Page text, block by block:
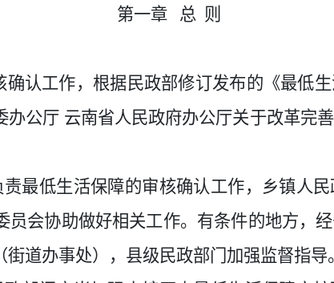
第一章 总 则
确认工作，根据民政部修订发布的《最低
公厅 云南省人民政府办公厅关于改革完
最低生活保障的审核确认工作，乡镇人
员会协助做好相关工作。有条件的地方，
道办事处），县级民政部门加强监督指导